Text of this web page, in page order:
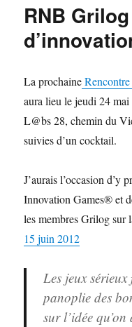
RNB
La prochaine
aura lieu le jeudi 24
L@bs 28, chemin du
suivies d’un cocktail.
J’aurais l’occasion d’y
Innovation Games® et
les membres Grilog sur
15 juin 2012
Les jeux sérieux
panoplie des
sur l’idée